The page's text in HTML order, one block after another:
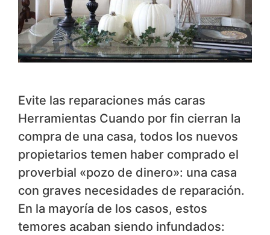
Evite las reparaciones más caras
Herramientas Cuando por fin cierran la
compra de una casa, todos los nuevos
propietarios temen haber comprado el
proverbial «pozo de dinero»: una casa
con graves necesidades de reparación.
En la mayoría de los casos, estos
temores acaban siendo infundados: